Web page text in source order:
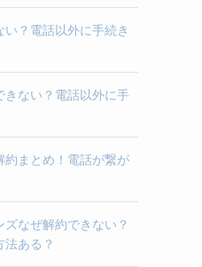
？電話以外に手続き
きない？電話以外に手
約まとめ！電話が繋が
なぜ解約できない？
ある？